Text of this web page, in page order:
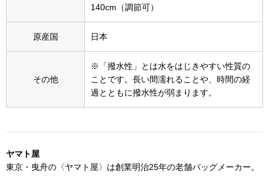
ランド
財布／小物
財布／コイン
140cm（調節可）
原産国 日本
その他
※「撥水性」とは水をはじきやすい性質の
ことです。長い間濡れることや、時間の経
過とともに撥水性が弱まります。
ヤマト屋
東京・曳舟の〈ヤマト屋〉は創業明治25年の老舗バッグメーカー。